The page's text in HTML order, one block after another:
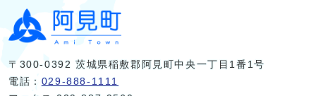
〒300-0392 茨城県稲敷郡阿見町中央一丁目1番1号
電話： 029-888-1111